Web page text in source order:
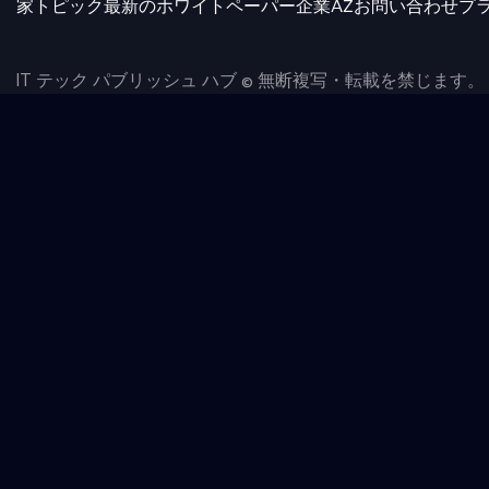
家 トピック最新のホワイトペーパー企業AZお問い合わせプ
IT テック パブリッシュ ハブ © 無断複写・転載を禁じます。